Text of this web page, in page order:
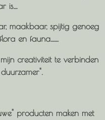
maakbaar, spijtig genoeg
en fauna........
creativiteit te verbinden
producten maken met